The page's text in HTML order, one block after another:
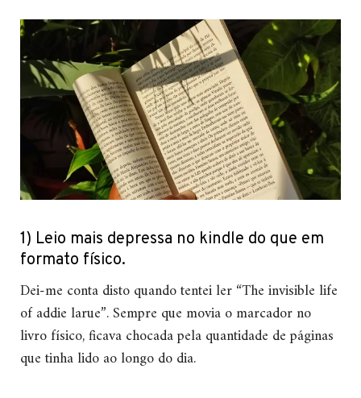
1) Leio mais depressa no kindle do que em
formato físico.
Dei-me conta disto quando tentei ler “The invisible life
of addie larue”. Sempre que movia o marcador no
livro físico, ficava chocada pela quantidade de páginas
que tinha lido ao longo do dia.